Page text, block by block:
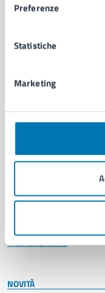
Preferenze
Statistiche
Marketing
Personale
CATEGORIE DI SERVIZIO
Autorizzazioni
Documenti e certificati
Giustizia e sicurezza
Imprese e commercio
Salute, benessere e
Vita lavorativa
NOVITÀ